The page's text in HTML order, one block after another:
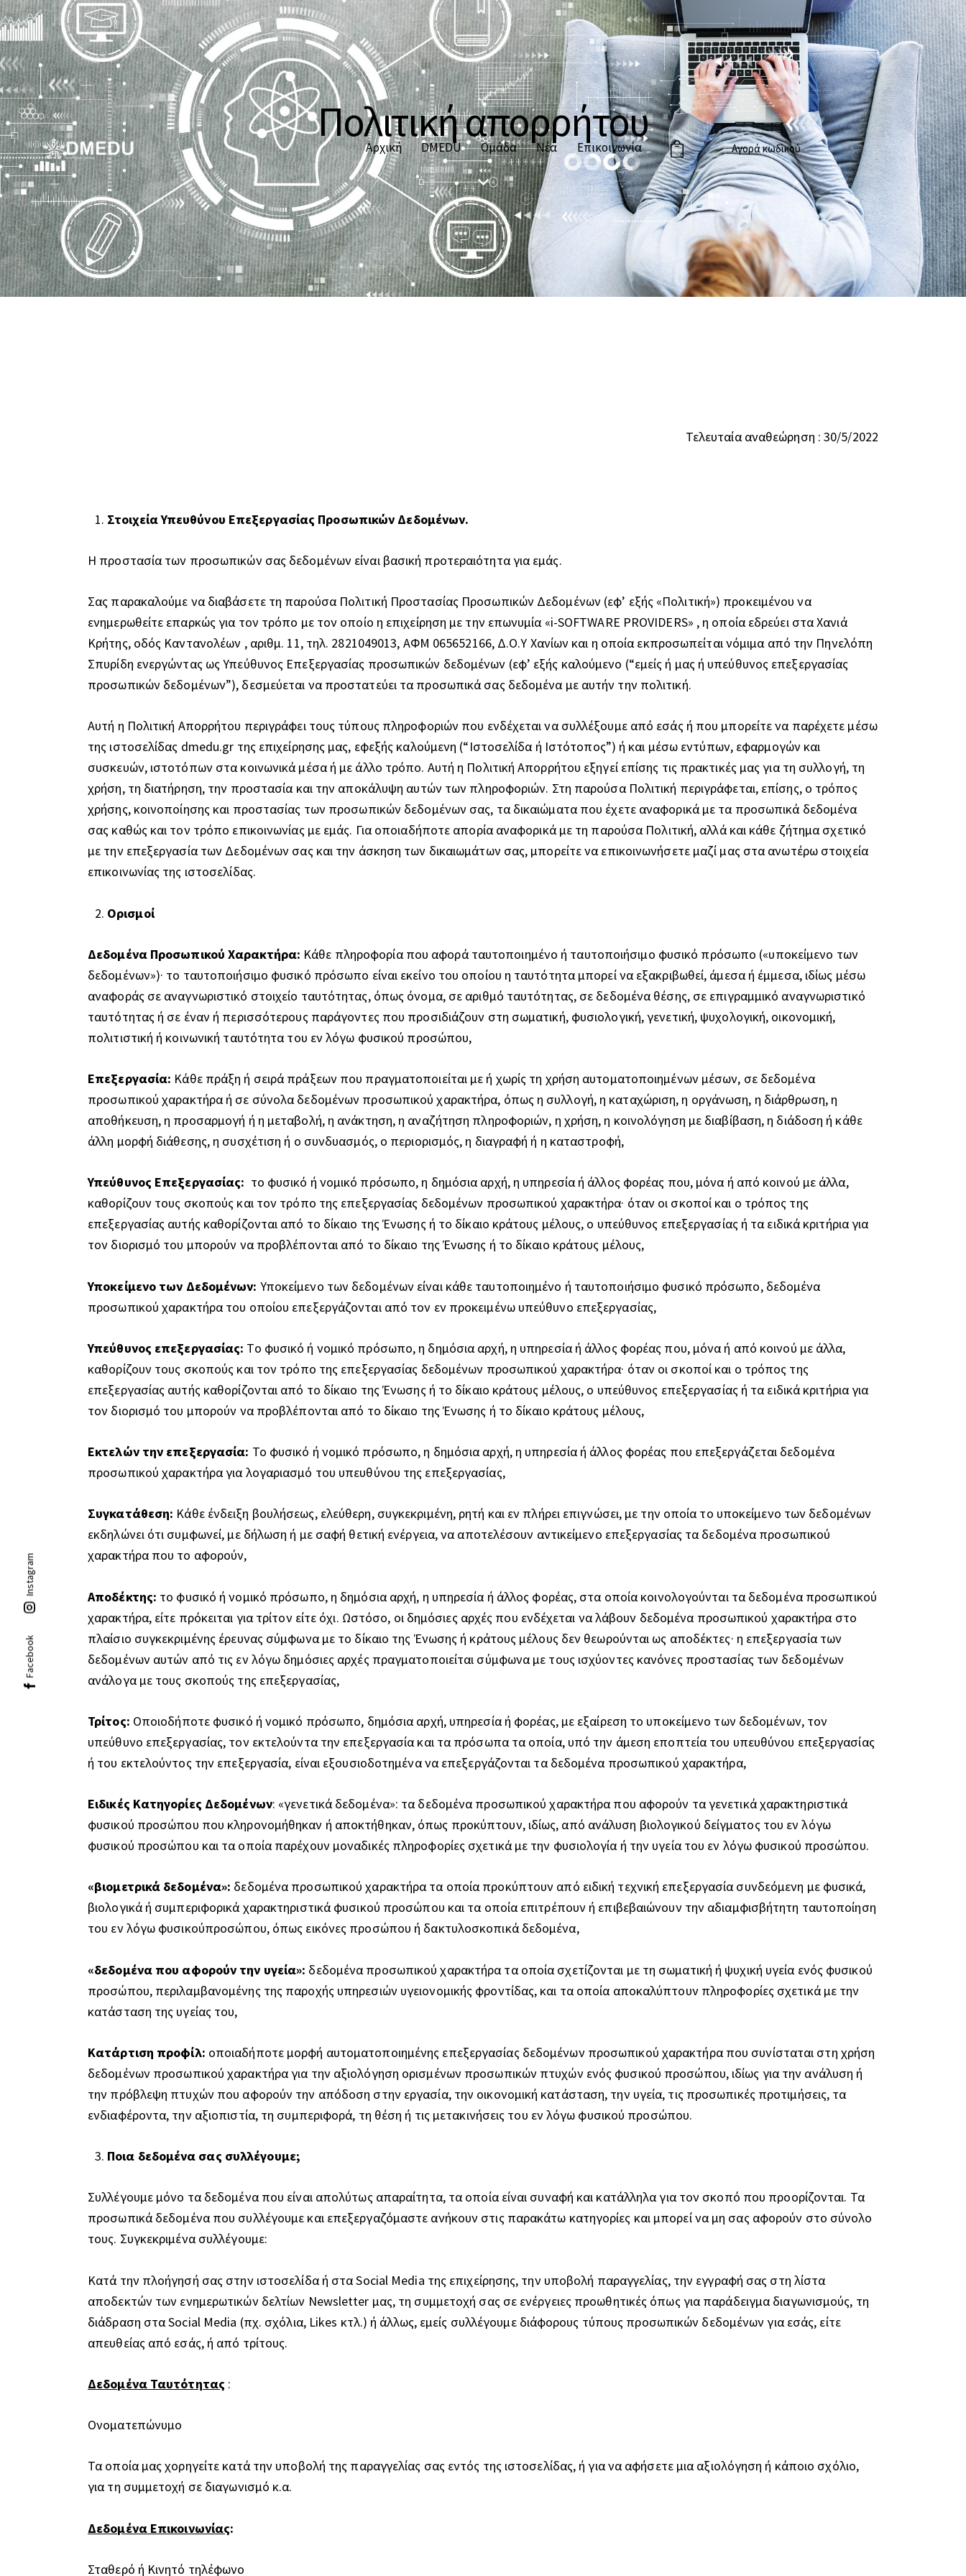
Αρχική DMEDU Ομάδα Νέα Επικοινωνία
0
Αγορά κωδικού
Πολιτική απορρήτου
Τελευταία αναθεώρηση : 30/5/2022
Στοιχεία Υπευθύνου Επεξεργασίας Προσωπικών Δεδομένων.
Η προστασία των προσωπικών σας δεδομένων είναι βασική προτεραιότητα για εμάς.
Σας παρακαλούμε να διαβάσετε τη παρούσα Πολιτική Προστασίας Προσωπικών Δεδομένων (εφ’ εξής «Πολιτική») προκειμένου να
ενημερωθείτε επαρκώς για τον τρόπο με τον οποίο η επιχείρηση με την επωνυμία «i-SOFTWARE PROVIDERS» , η οποία εδρεύει στα Χανιά
Κρήτης, οδός Καντανoλέων , αριθμ. 11, τηλ. 2821049013, ΑΦΜ 065652166, Δ.Ο.Υ Χανίων και η οποία εκπροσωπείται νόμιμα από την Πηνελόπη
Σπυρίδη ενεργώντας ως Υπεύθυνος Επεξεργασίας προσωπικών δεδομένων (εφ’ εξής καλούμενο (“εμείς ή μας ή υπεύθυνος επεξεργασίας
προσωπικών δεδομένων”), δεσμεύεται να προστατεύει τα προσωπικά σας δεδομένα με αυτήν την πολιτική.
Αυτή η Πολιτική Απορρήτου περιγράφει τους τύπους πληροφοριών που ενδέχεται να συλλέξουμε από εσάς ή που μπορείτε να παρέχετε μέσω
της ιστοσελίδας dmedu.gr της επιχείρησης μας, εφεξής καλούμενη (“Ιστοσελίδα ή Ιστότοπος”) ή και μέσω εντύπων, εφαρμογών και
συσκευών, ιστοτόπων στα κοινωνικά μέσα ή με άλλο τρόπο. Αυτή η Πολιτική Απορρήτου εξηγεί επίσης τις πρακτικές μας για τη συλλογή, τη
χρήση, τη διατήρηση, την προστασία και την αποκάλυψη αυτών των πληροφοριών. Στη παρούσα Πολιτική περιγράφεται, επίσης, ο τρόπος
χρήσης, κοινοποίησης και προστασίας των προσωπικών δεδομένων σας, τα δικαιώματα που έχετε αναφορικά με τα προσωπικά δεδομένα
σας καθώς και τον τρόπο επικοινωνίας με εμάς. Για οποιαδήποτε απορία αναφορικά με τη παρούσα Πολιτική, αλλά και κάθε ζήτημα σχετικό
με την επεξεργασία των Δεδομένων σας και την άσκηση των δικαιωμάτων σας, μπορείτε να επικοινωνήσετε μαζί μας στα ανωτέρω στοιχεία
επικοινωνίας της ιστοσελίδας.
Ορισμοί
Δεδομένα Προσωπικού Χαρακτήρα: Κάθε πληροφορία που αφορά ταυτοποιημένο ή ταυτοποιήσιμο φυσικό πρόσωπο («υποκείμενο των
δεδομένων»)· το ταυτοποιήσιμο φυσικό πρόσωπο είναι εκείνο του οποίου η ταυτότητα μπορεί να εξακριβωθεί, άμεσα ή έμμεσα, ιδίως μέσω
αναφοράς σε αναγνωριστικό στοιχείο ταυτότητας, όπως όνομα, σε αριθμό ταυτότητας, σε δεδομένα θέσης, σε επιγραμμικό αναγνωριστικό
ταυτότητας ή σε έναν ή περισσότερους παράγοντες που προσιδιάζουν στη σωματική, φυσιολογική, γενετική, ψυχολογική, οικονομική,
πολιτιστική ή κοινωνική ταυτότητα του εν λόγω φυσικού προσώπου,
Επεξεργασία: Κάθε πράξη ή σειρά πράξεων που πραγματοποιείται με ή χωρίς τη χρήση αυτοματοποιημένων μέσων, σε δεδομένα
προσωπικού χαρακτήρα ή σε σύνολα δεδομένων προσωπικού χαρακτήρα, όπως η συλλογή, η καταχώριση, η οργάνωση, η διάρθρωση, η
αποθήκευση, η προσαρμογή ή η μεταβολή, η ανάκτηση, η αναζήτηση πληροφοριών, η χρήση, η κοινολόγηση με διαβίβαση, η διάδοση ή κάθε
άλλη μορφή διάθεσης, η συσχέτιση ή ο συνδυασμός, ο περιορισμός, η διαγραφή ή η καταστροφή,​
Υπεύθυνος Επεξεργασίας: το φυσικό ή νομικό πρόσωπο, η δημόσια αρχή, η υπηρεσία ή άλλος φορέας που, μόνα ή από κοινού με άλλα,
καθορίζουν τους σκοπούς και τον τρόπο της επεξεργασίας δεδομένων προσωπικού χαρακτήρα· όταν οι σκοποί και ο τρόπος της
επεξεργασίας αυτής καθορίζονται από το δίκαιο της Ένωσης ή το δίκαιο κράτους μέλους, ο υπεύθυνος επεξεργασίας ή τα ειδικά κριτήρια για
τον διορισμό του μπορούν να προβλέπονται από το δίκαιο της Ένωσης ή το δίκαιο κράτους μέλους,
Υποκείμενο των Δεδομένων: Υποκείμενο των δεδομένων είναι κάθε ταυτοποιημένο ή ταυτοποιήσιμο φυσικό πρόσωπο, δεδομένα
προσωπικού χαρακτήρα του οποίου επεξεργάζονται από τον εν προκειμένω υπεύθυνο επεξεργασίας,
Υπεύθυνος επεξεργασίας: Το φυσικό ή νομικό πρόσωπο, η δημόσια αρχή, η υπηρεσία ή άλλος φορέας που, μόνα ή από κοινού με άλλα,
καθορίζουν τους σκοπούς και τον τρόπο της επεξεργασίας δεδομένων προσωπικού χαρακτήρα· όταν οι σκοποί και ο τρόπος της
επεξεργασίας αυτής καθορίζονται από το δίκαιο της Ένωσης ή το δίκαιο κράτους μέλους, ο υπεύθυνος επεξεργασίας ή τα ειδικά κριτήρια για
τον διορισμό του μπορούν να προβλέπονται από το δίκαιο της Ένωσης ή το δίκαιο κράτους μέλους,
Εκτελών την επεξεργασία: Το φυσικό ή νομικό πρόσωπο, η δημόσια αρχή, η υπηρεσία ή άλλος φορέας που επεξεργάζεται δεδομένα
προσωπικού χαρακτήρα για λογαριασμό του υπευθύνου της επεξεργασίας,
Συγκατάθεση: Κάθε ένδειξη βουλήσεως, ελεύθερη, συγκεκριμένη, ρητή και εν πλήρει επιγνώσει, με την οποία το υποκείμενο των δεδομένων
εκδηλώνει ότι συμφωνεί, με δήλωση ή με σαφή θετική ενέργεια, να αποτελέσουν αντικείμενο επεξεργασίας τα δεδομένα προσωπικού
χαρακτήρα που το αφορούν,
Αποδέκτης: το φυσικό ή νομικό πρόσωπο, η δημόσια αρχή, η υπηρεσία ή άλλος φορέας, στα οποία κοινολογούνται τα δεδομένα προσωπικού
χαρακτήρα, είτε πρόκειται για τρίτον είτε όχι. Ωστόσο, οι δημόσιες αρχές που ενδέχεται να λάβουν δεδομένα προσωπικού χαρακτήρα στο
πλαίσιο συγκεκριμένης έρευνας σύμφωνα με το δίκαιο της Ένωσης ή κράτους μέλους δεν θεωρούνται ως αποδέκτες· η επεξεργασία των
δεδομένων αυτών από τις εν λόγω δημόσιες αρχές πραγματοποιείται σύμφωνα με τους ισχύοντες κανόνες προστασίας των δεδομένων
ανάλογα με τους σκοπούς της επεξεργασίας,
Τρίτος: Οποιοδήποτε φυσικό ή νομικό πρόσωπο, δημόσια αρχή, υπηρεσία ή φορέας, με εξαίρεση το υποκείμενο των δεδομένων, τον
υπεύθυνο επεξεργασίας, τον εκτελούντα την επεξεργασία και τα πρόσωπα τα οποία, υπό την άμεση εποπτεία του υπευθύνου επεξεργασίας
ή του εκτελούντος την επεξεργασία, είναι εξουσιοδοτημένα να επεξεργάζονται τα δεδομένα προσωπικού χαρακτήρα,
Ειδικές Κατηγορίες Δεδομένων: «γενετικά δεδομένα»: τα δεδομένα προσωπικού χαρακτήρα που αφορούν τα γενετικά χαρακτηριστικά
φυσικού προσώπου που κληρονομήθηκαν ή αποκτήθηκαν, όπως προκύπτουν, ιδίως, από ανάλυση βιολογικού δείγματος του εν λόγω
φυσικού προσώπου και τα οποία παρέχουν μοναδικές πληροφορίες σχετικά με την φυσιολογία ή την υγεία του εν λόγω φυσικού προσώπου.
«βιομετρικά δεδομένα»: δεδομένα προσωπικού χαρακτήρα τα οποία προκύπτουν από ειδική τεχνική επεξεργασία συνδεόμενη με φυσικά,
βιολογικά ή συμπεριφορικά χαρακτηριστικά φυσικού προσώπου και τα οποία επιτρέπουν ή επιβεβαιώνουν την αδιαμφισβήτητη ταυτοποίηση
του εν λόγω φυσικούπροσώπου, όπως εικόνες προσώπου ή δακτυλοσκοπικά δεδομένα,
«δεδομένα που αφορούν την υγεία»: δεδομένα προσωπικού χαρακτήρα τα οποία σχετίζονται με τη σωματική ή ψυχική υγεία ενός φυσικού
προσώπου, περιλαμβανομένης της παροχής υπηρεσιών υγειονομικής φροντίδας, και τα οποία αποκαλύπτουν πληροφορίες σχετικά με την
κατάσταση της υγείας του,
Κατάρτιση προφίλ: οποιαδήποτε μορφή αυτοματοποιημένης επεξεργασίας δεδομένων προσωπικού χαρακτήρα που συνίσταται στη χρήση
δεδομένων προσωπικού χαρακτήρα για την αξιολόγηση ορισμένων προσωπικών πτυχών ενός φυσικού προσώπου, ιδίως για την ανάλυση ή
την πρόβλεψη πτυχών που αφορούν την απόδοση στην εργασία, την οικονομική κατάσταση, την υγεία, τις προσωπικές προτιμήσεις, τα
ενδιαφέροντα, την αξιοπιστία, τη συμπεριφορά, τη θέση ή τις μετακινήσεις του εν λόγω φυσικού προσώπου.
Ποια δεδομένα σας συλλέγουμε;
Συλλέγουμε μόνο τα δεδομένα που είναι απολύτως απαραίτητα, τα οποία είναι συναφή και κατάλληλα για τον σκοπό που προορίζονται. Τα
προσωπικά δεδομένα που συλλέγουμε και επεξεργαζόμαστε ανήκουν στις παρακάτω κατηγορίες και μπορεί να μη σας αφορούν στο σύνολο
τους. Συγκεκριμένα συλλέγουμε:
Κατά την πλοήγησή σας στην ιστοσελίδα ή στα Social Media της επιχείρησης, την υποβολή παραγγελίας, την εγγραφή σας στη λίστα
αποδεκτών των ενημερωτικών δελτίων Newsletter μας, τη συμμετοχή σας σε ενέργειες προωθητικές όπως για παράδειγμα διαγωνισμούς, τη
διάδραση στα Social Media (πχ. σχόλια, Likes κτλ.) ή άλλως, εμείς συλλέγουμε διάφορους τύπους προσωπικών δεδομένων για εσάς, είτε
απευθείας από εσάς, ή από τρίτους.
Δεδομένα Ταυτότητας :
Ονοματεπώνυμο
Τα οποία μας χορηγείτε κατά την υποβολή της παραγγελίας σας εντός της ιστοσελίδας, ή για να αφήσετε μια αξιολόγηση ή κάποιο σχόλιο,
για τη συμμετοχή σε διαγωνισμό κ.α.
Δεδομένα Επικοινωνίας:
Σταθερό ή Κινητό τηλέφωνο
Facebook
Instagram